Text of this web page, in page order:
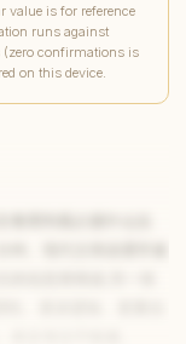
value is for reference
runs against
(zero confirmations is
on this device.